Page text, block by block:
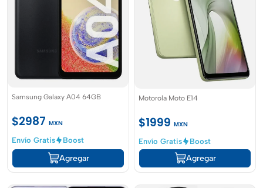
Samsung Galaxy A04 64GB
$2987 MXN
Envío Gratis
Boost
Agregar
Motorola Moto E14
$1999 MXN
Envío Gratis
Boost
Agregar